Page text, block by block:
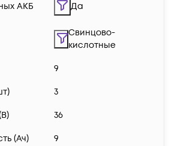
АКБ Да
Свинцово-
кислотные
9
3
36
(Ач) 9